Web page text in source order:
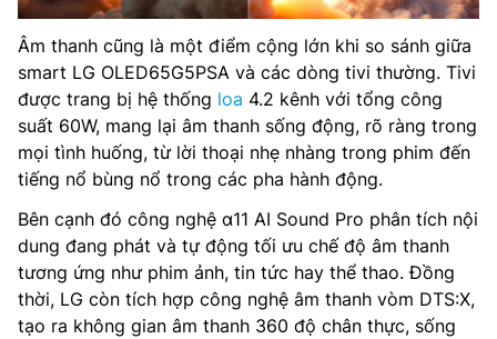
Âm thanh cũng là một điểm cộng lớn khi so sánh giữa
smart LG OLED65G5PSA và các dòng tivi thường. Tivi
được trang bị hệ thống loa 4.2 kênh với tổng công
suất 60W, mang lại âm thanh sống động, rõ ràng trong
mọi tình huống, từ lời thoại nhẹ nhàng trong phim đến
tiếng nổ bùng nổ trong các pha hành động.
Bên cạnh đó công nghệ α11 AI Sound Pro phân tích nội
dung đang phát và tự động tối ưu chế độ âm thanh
tương ứng như phim ảnh, tin tức hay thể thao. Đồng
thời, LG còn tích hợp công nghệ âm thanh vòm DTS:X,
tạo ra không gian âm thanh 360 độ chân thực, sống